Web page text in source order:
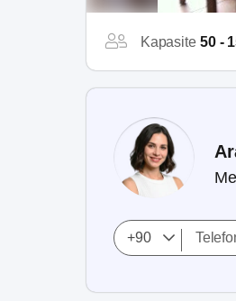
Kapasite 50 -